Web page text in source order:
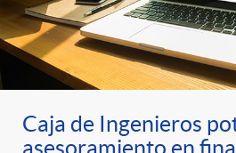
r
e
g
o
r
l
a
F
c
o
n
Caja de Ingenieros
asesoramiento en